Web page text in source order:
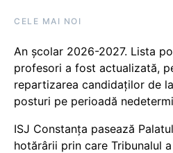
CELE MAI NOI
An școlar 2026-2027. Lista
profesori a fost actualizată,
repartizarea candidaților de
posturi pe perioadă
ISJ Constanța pasează
hotărârii prin care Tribunalul